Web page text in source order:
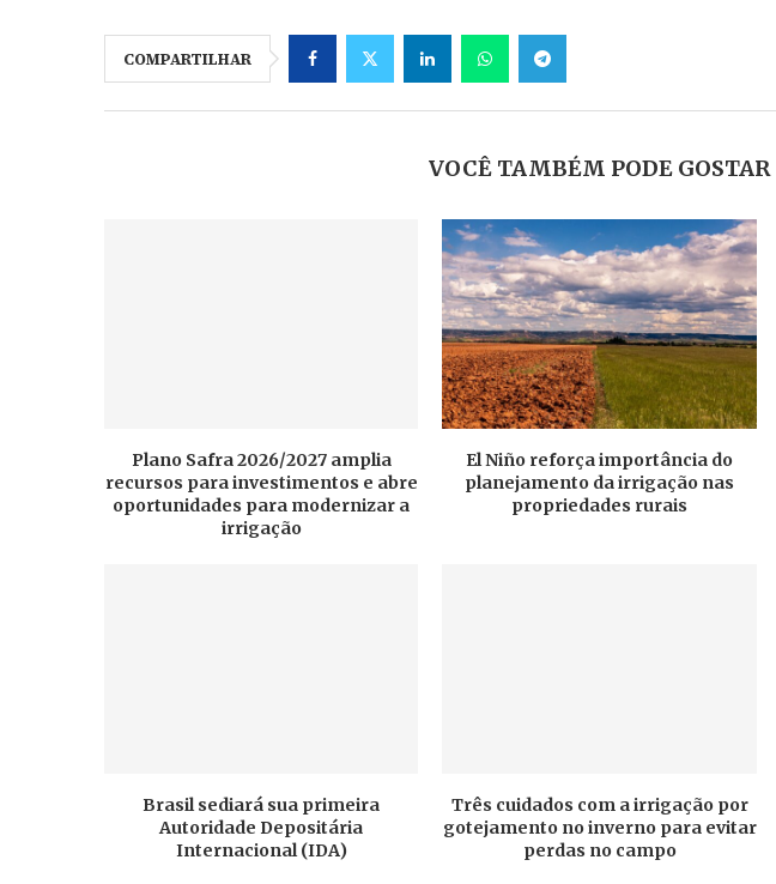
COMPARTILHAR
VOCÊ TAMBÉM PODE GOSTAR
Plano Safra 2026/2027 amplia
recursos para investimentos e abre
oportunidades para modernizar a
irrigação
El Niño reforça importância do
planejamento da irrigação nas
propriedades rurais
Brasil sediará sua primeira
Autoridade Depositária
Internacional (IDA)
Três cuidados com a irrigação por
gotejamento no inverno para evitar
perdas no campo